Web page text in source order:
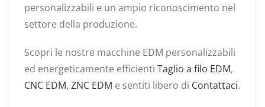
personalizzabili e un ampio riconoscimento nel
settore della produzione.
Scopri le nostre macchine EDM personalizzabili
ed energeticamente efficienti Taglio a filo EDM,
CNC EDM, ZNC EDM e sentiti libero di Contattaci.